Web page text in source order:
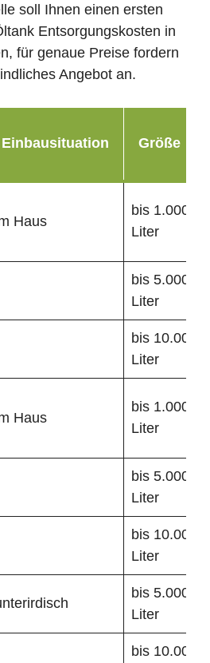
soll Ihnen einen ersten
Entsorgungskosten in
für genaue Preise fordern
Angebot an.
Einbausituation Größe
Haus
bis 1.000
Liter
bis 5.000
Liter
bis 10.000
Liter
Haus
bis 1.000
Liter
bis 5.000
Liter
bis 10.000
Liter
bis 5.000
Liter
bis 10.000